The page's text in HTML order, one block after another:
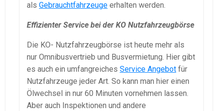
als Gebrauchtfahrzeuge erhalten werden.
Effizienter Service bei der KO Nutzfahrzeugbörse
Die KO- Nutzfahrzeugbörse ist heute mehr als
nur Omnibusvertrieb und Busvermietung. Hier gibt
es auch ein umfangreiches Service Angebot für
Nutzfahrzeuge jeder Art. So kann man hier einen
Ölwechsel in nur 60 Minuten vornehmen lassen.
Aber auch Inspektionen und andere